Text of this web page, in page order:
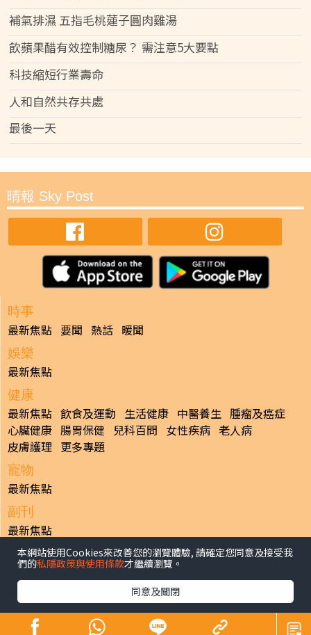
補氣排濕 五指毛桃蓮子圓肉雞湯
飲蘋果醋有效控制糖尿？ 需注意5大要點
科技縮短行業壽命
人和自然共存共處
最後一天
晴報 Sky Post
時事
最新焦點 要聞 熱話 暖聞
娛樂
最新焦點
健康
最新焦點 飲食及運動 生活健康 中醫養生 腫瘤及癌症
心臟健康 腸胃保健 兒科百問 女性疾病 老人病
皮膚護理 更多專題
寵物
最新焦點
副刊
最新焦點
日報
揭頁版 港聞 財經/地產 中國/國際
生活副刊
體育 專題/人物
香港經濟日報版權所有©2026
本網站使用Cookies來改善您的瀏覽體驗, 請確定您同意及接受我
們的私隱政策與使用條款才繼續瀏覽。
同意及關閉